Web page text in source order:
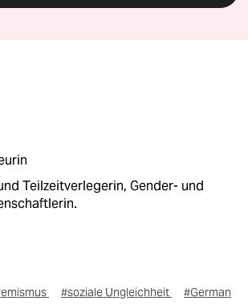
Teilzeitverlegerin, Gender- und
#soziale Ungleichheit #German